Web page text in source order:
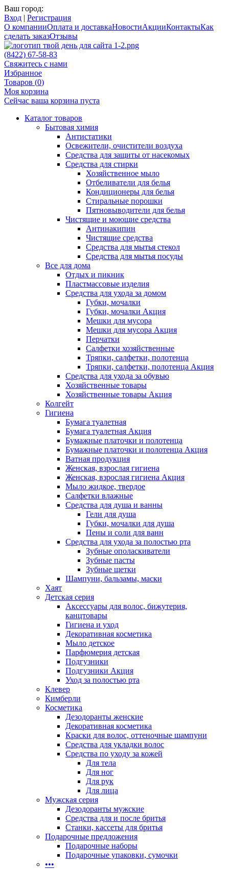
Ваш город:
Вход | Регистрация
О компанииОплата и доставкаНовостиАкцииКонтактыКак
сделать заказОтзывы
(8422) 67-58-83
Свяжитесь с нами
Избранное
Товаров (0)
Моя корзина
Сейчас ваша корзина пуста
Каталог товаров
Бытовая химия
Антистатики
Освежители, очистители воздуха
Средства для защиты от насекомых
Средства для стирки
Хозяйственное мыло
Отбеливатели для белья
Кондиционеры для белья
Стиральные порошки
Пятновыводители для белья
Чистящие и моющие средства
Антинакипин
Чистящие средства
Средства для мытья стекол
Средства для мытья посуды
Все для дома
Отдых и пикник
Пластмассовые изделия
Средства для ухода за домом
Губки, мочалки
Губки, мочалки Акция
Мешки для мусора
Мешки для мусора Акция
Перчатки
Салфетки хозяйственные
Тряпки, салфетки, полотенца
Тряпки, салфетки, полотенца Акция
Средства для ухода за обувью
Хозяйственные товары
Хозяйственные товары Акция
Колгейт
Гигиена
Бумага туалетная
Бумага туалетная Акция
Бумажные платочки и полотенца
Бумажные платочки и полотенца Акция
Ватная продукция
Женская, взрослая гигиена
Женская, взрослая гигиена Акция
Мыло жидкое, твердое
Салфетки влажные
Средства для душа и ванны
Гели для душа
Губки, мочалки для душа
Пены и соли для ванн
Средства для ухода за полостью рта
Зубные ополаскиватели
Зубные пасты
Зубные щетки
Шампуни, бальзамы, маски
Хаят
Детская серия
Аксессуары для волос, бижутерия,
канцтовары
Гигиена и уход
Декоративная косметика
Мыло детское
Парфюмерия детская
Подгузники
Подгузники Акция
Уход за полостью рта
Клевер
Кимберли
Косметика
Дезодоранты женские
Декоративная косметика
Краски для волос, оттеночные шампуни
Средства для укладки волос
Средства по уходу за кожей
Для тела
Для ног
Для рук
Для лица
Мужская серия
Дезодоранты мужские
Средства для и после бритья
Станки, кассеты для бритья
Подарочные предложения
Подарочные наборы
Подарочные упаковки, сумочки
•••